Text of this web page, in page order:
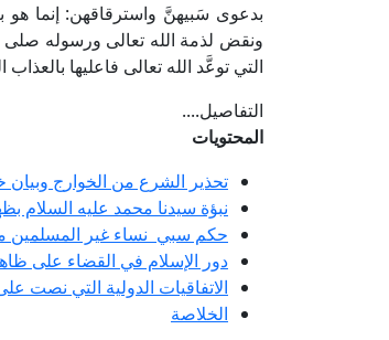
بدعوى سَبيهنَّ واسترقاقهن: إنما هو
ونقض لذمة الله تعالى ورسوله صلى
التي توعَّد الله تعالى فاعليها
التفاصيل....
المحتويات
تحذير الشرع من الخوارج
نبؤة سيدنا محمد عليه السلام
حكم سبي نساء غير
دور الإسلام في القضاء على
الاتفاقيات الدولية التي نصت
الخلاصة